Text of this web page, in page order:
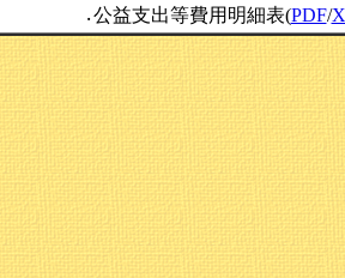
‧公益支出等費用明細表(PDF/